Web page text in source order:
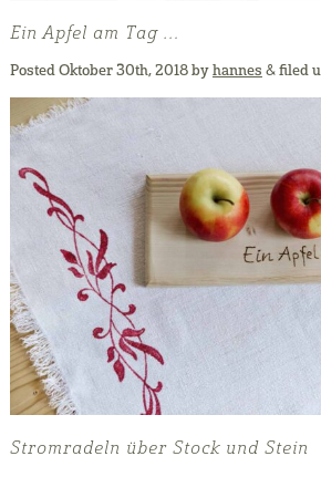
Ein Apfel am Tag …
Posted Oktober 30th, 2018by hannes &filed
Stromradeln über Stock und Stein